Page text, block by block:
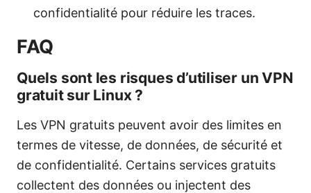
confidentialité pour réduire les traces.
FAQ
Quels sont les risques d’utiliser un VPN
gratuit sur Linux ?
Les VPN gratuits peuvent avoir des limites en
termes de vitesse, de données, de sécurité et
de confidentialité. Certains services gratuits
collectent des données ou injectent des